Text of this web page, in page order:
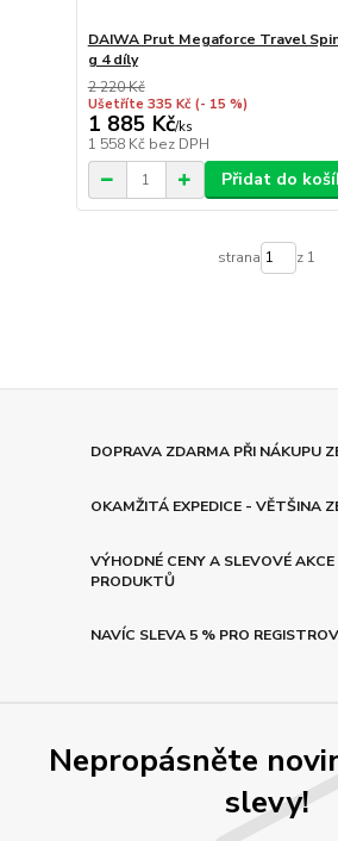
DAIWA Prut Megaforce Travel
g 4 díly
2 220 Kč
Ušetříte 335 Kč (- 15 %)
1 885 Kč/ks
1 558 Kč bez DPH
Přidat do
strana z 1
DOPRAVA ZDARMA PŘI NÁKUPU
OKAMŽITÁ EXPEDICE - VĚTŠINA
VÝHODNÉ CENY A SLEVOVÉ
PRODUKTŮ
NAVÍC SLEVA 5 % PRO
Nepropásněte
slevy!